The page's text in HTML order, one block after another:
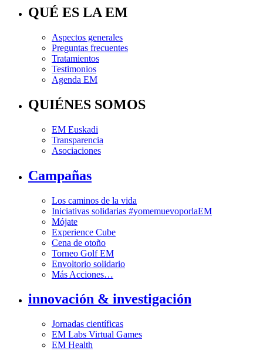
QUÉ ES LA EM
Aspectos generales
Preguntas frecuentes
Tratamientos
Testimonios
Agenda EM
QUIÉNES SOMOS
EM Euskadi
Transparencia
Asociaciones
Campañas
Los caminos de la vida
Iniciativas solidarias #yomemuevoporlaEM
Mójate
Experience Cube
Cena de otoño
Torneo Golf EM
Envoltorio solidario
Más Acciones…
innovación & investigación
Jornadas científicas
EM Labs Virtual Games
EM Health